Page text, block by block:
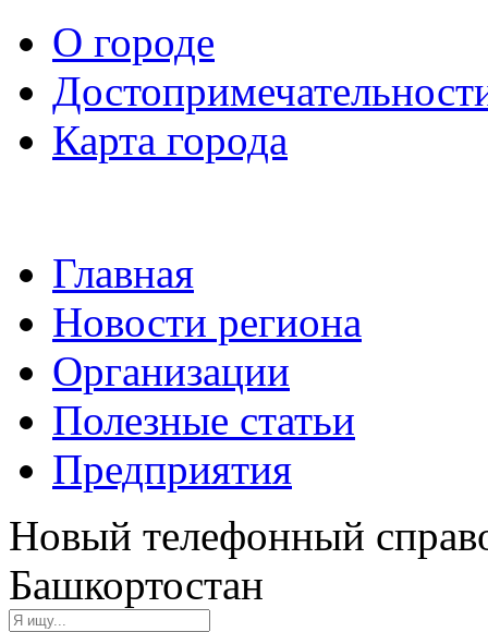
О городе
Карта города
Главная
Новости региона
Организации
Полезные статьи
Предприятия
Новый телефонный
Башкортостан